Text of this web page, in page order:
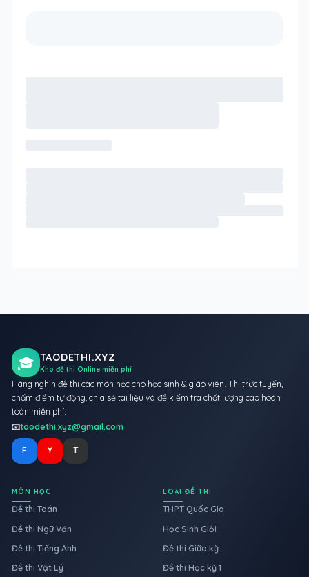
🎓 TAODETHI.XYZ
Kho đề thi Online miễn phí
Hàng nghìn đề thi các môn học cho học sinh & giáo viên. Thi trực tuyến,
chấm điểm tự động, chia sẻ tài liệu và đề kiểm tra chất lượng cao hoàn
toàn miễn phí.
📧taodethi.xyz@gmail.com
F Y T
MÔN HỌC
Đề thi Toán
Đề thi Ngữ Văn
Đề thi Tiếng Anh
Đề thi Vật Lý
LOẠI ĐỀ THI
THPT Quốc Gia
Học Sinh Giỏi
Đề thi Giữa kỳ
Đề thi Học kỳ 1